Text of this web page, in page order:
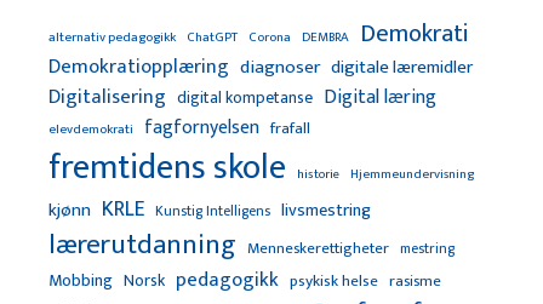
alternativ pedagogikk ChatGPT Corona DEMBRA Demokrati
Demokratiopplæring diagnoser digitale læremidler
Digitalisering digital kompetanse Digital læring
elevdemokrati fagfornyelsen frafall
fremtidens skole historie Hjemmeundervisning
kjønn KRLE Kunstig Intelligens livsmestring
lærerutdanning Menneskerettigheter mestring
Mobbing Norsk pedagogikk psykisk helse rasisme